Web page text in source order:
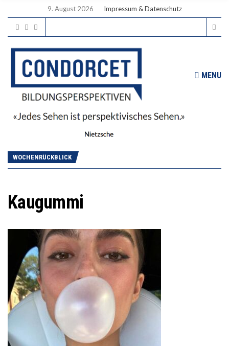
9. August 2026 Impressum & Datenschutz
MENU
WOCHENRÜCKBLICK
Kaugummi